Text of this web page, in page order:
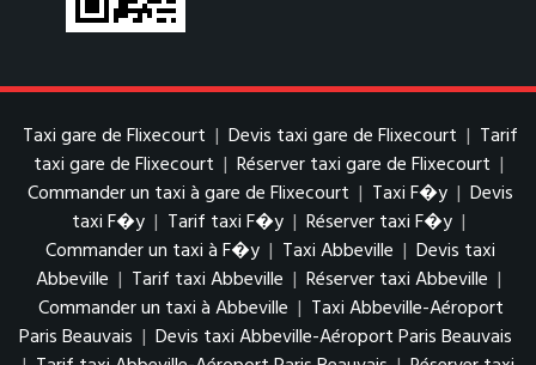
Taxi gare de Flixecourt | Devis taxi gare de Flixecourt | Tarif
taxi gare de Flixecourt | Réserver taxi gare de Flixecourt |
Commander un taxi à gare de Flixecourt | Taxi F�y | Devis
taxi F�y | Tarif taxi F�y | Réserver taxi F�y |
Commander un taxi à F�y | Taxi Abbeville | Devis taxi
Abbeville | Tarif taxi Abbeville | Réserver taxi Abbeville |
Commander un taxi à Abbeville | Taxi Abbeville-Aéroport
Paris Beauvais | Devis taxi Abbeville-Aéroport Paris Beauvais